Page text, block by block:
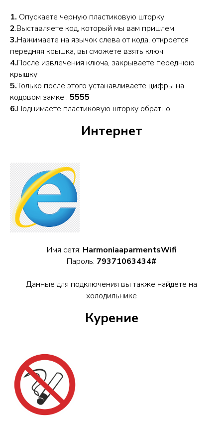
1. Опускаете черную пластиковую шторку
2.Выставляете код, который мы вам пришлем
3.Нажимаете на язычок слева от кода, откроется
передняя крышка, вы сможете взять ключ
4.После извлечения ключа, закрываете переднюю
крышку
5.Только после этого устанавливаете цифры на
кодовом замке : 5555
6.Поднимаете пластиковую шторку обратно
Интернет
Имя сетя: HarmoniaaparmentsWifi
Пароль: 79371063434#
Данные для подключения вы также найдете на
холодильнике
Курение